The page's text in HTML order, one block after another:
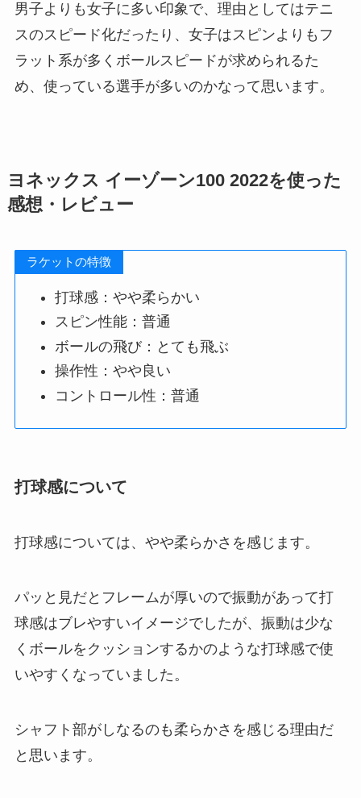
男子よりも女子に多い印象で、理由としてはテニ
スのスピード化だったり、女子はスピンよりもフ
ラット系が多くボールスピードが求められるた
め、使っている選手が多いのかなって思います。
ヨネックス イーゾーン100 2022を使った
感想・レビュー
ラケットの特徴
打球感：やや柔らかい
スピン性能：普通
ボールの飛び：とても飛ぶ
操作性：やや良い
コントロール性：普通
打球感について
打球感については、やや柔らかさを感じます。
パッと見だとフレームが厚いので振動があって打
球感はブレやすいイメージでしたが、振動は少な
くボールをクッションするかのような打球感で使
いやすくなっていました。
シャフト部がしなるのも柔らかさを感じる理由だ
と思います。